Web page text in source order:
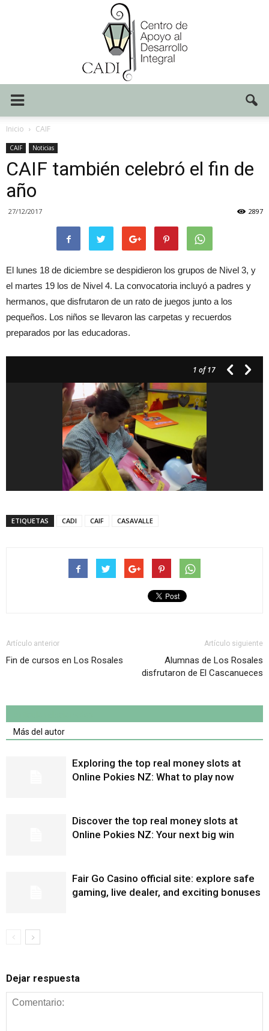
CADI
Inicio CAIF
CAIF Noticias
CAIF también celebró el fin de
año
27/12/2017 2897
El lunes 18 de diciembre se despidieron los grupos de Nivel 3, y
el martes 19 los de Nivel 4. La convocatoria incluyó a padres y
hermanos, que disfrutaron de un rato de juegos junto a los
pequeños. Los niños se llevaron las carpetas y recuerdos
preparados por las educadoras.
1 of 17
ETIQUETAS CADI CAIF CASAVALLE
Artículo anterior
Fin de cursos en Los Rosales
Artículo siguiente
Alumnas de Los Rosales
disfrutaron de El Cascanueces
Más del autor
Exploring the top real money slots at
Online Pokies NZ: What to play now
Discover the top real money slots at
Online Pokies NZ: Your next big win
Fair Go Casino official site: explore safe
gaming, live dealer, and exciting bonuses
Dejar respuesta